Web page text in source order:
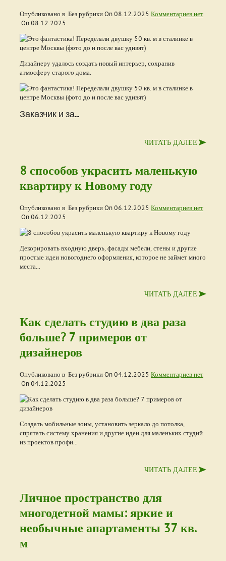
Опубликовано в Без рубрики On08.12.2025 Комментариев нет
On08.12.2025
Дизайнеру удалось создать новый интерьер, сохранив
атмосферу старого дома.
Заказчик и за...
ЧИТАТЬ ДАЛЕЕ
8 способов украсить маленькую
квартиру к Новому году
Опубликовано в Без рубрики On06.12.2025 Комментариев нет
On06.12.2025
Декорировать входную дверь, фасады мебели, стены и другие
простые идеи новогоднего оформления, которое не займет много
места...
ЧИТАТЬ ДАЛЕЕ
Как сделать студию в два раза
больше? 7 примеров от
дизайнеров
Опубликовано в Без рубрики On04.12.2025 Комментариев нет
On04.12.2025
Создать мобильные зоны, установить зеркало до потолка,
спрятать систему хранения и другие идеи для маленьких студий
из проектов профи...
ЧИТАТЬ ДАЛЕЕ
Личное пространство для
многодетной мамы: яркие и
необычные апартаменты 37 кв.
м